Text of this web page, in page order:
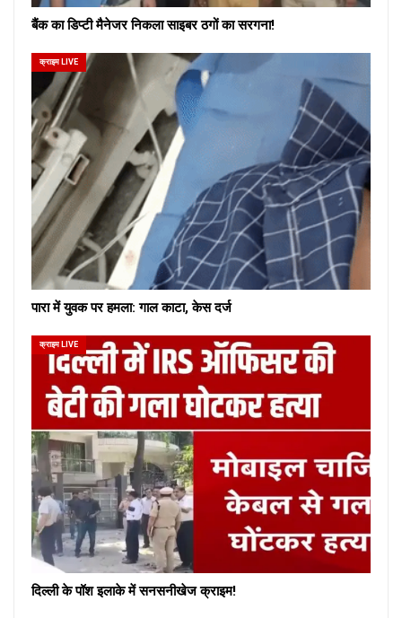
बैंक का डिप्टी मैनेजर निकला साइबर ठगों का सरगना!
क्राइम LIVE
पारा में युवक पर हमला: गाल काटा, केस दर्ज
क्राइम LIVE
दिल्ली के पॉश इलाके में सनसनीखेज क्राइम!